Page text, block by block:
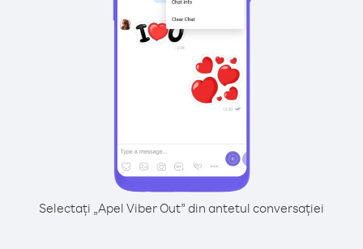
Selectați „Apel Viber Out” din antetul conversației